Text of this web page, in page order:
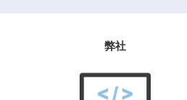
弊社